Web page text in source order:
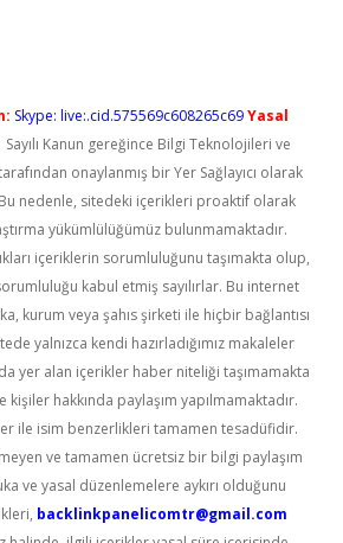
Skype: live:.cid.575569c608265c69Yasal
Sayılı Kanun gereğince Bilgi Teknolojileri ve
onaylanmış bir Yer Sağlayıcı olarak
nedenle, sitedeki içerikleri proaktif olarak
yükümlülüğümüz bulunmamaktadır.
içeriklerin sorumluluğunu taşımakta olup,
kabul etmiş sayılırlar. Bu internet
kurum veya şahıs şirketi ile hiçbir bağlantısı
yalnızca kendi hazırladığımız makaleler
yer alan içerikler haber niteliği taşımamakta
hakkında paylaşım yapılmamaktadır.
ile isim benzerlikleri tamamen tesadüfidir.
ve tamamen ücretsiz bir bilgi paylaşım
ve yasal düzenlemelere aykırı olduğunu
backlinkpanelicomtr@gmail.com